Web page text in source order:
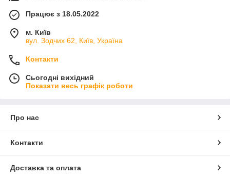
Працює з 18.05.2022
м. Київ
вул. Зодчих 62, Київ, Україна
Контакти
Сьогодні вихідний
Показати весь графік роботи
Про нас
Контакти
Доставка та оплата